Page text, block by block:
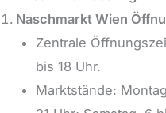
Naschmarkt Wien
Zentrale
bis 18 Uhr.
Marktstände: